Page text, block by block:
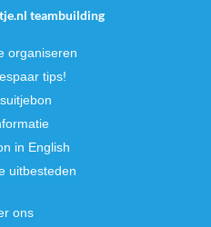
teambuilding
organiseren
tips!
in English
uitbesteden
ons